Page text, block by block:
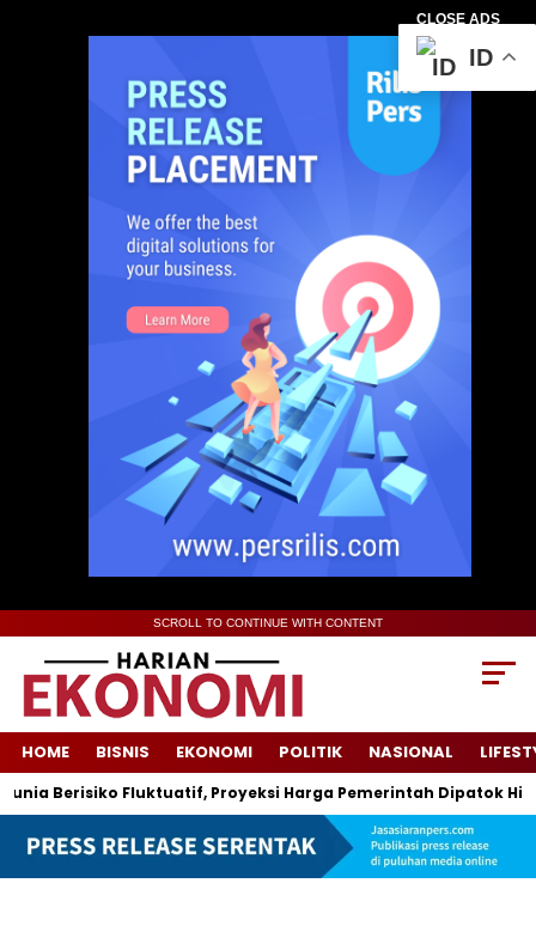
CLOSE ADS
SCROLL TO CONTINUE WITH CONTENT
HOME BISNIS EKONOMI POLITIK NASIONAL
Fluktuatif, Proyeksi Harga Pemerintah Dipatok Hingga
ID